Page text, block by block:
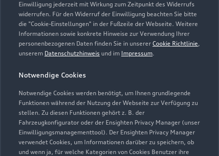
Einwilligung jederzeit mit Wirkung zum Zeitpunkt des Widerrufs
widerrufen. Für den Widerruf der Einwilligung beachten Sie bitte
die "Cookie-Einstellungen" in der Fußzeile der Webseite. Weitere
Informationen sowie konkrete Hinweise zur Verwendung Ihrer
personenbezogenen Daten finden Sie in unserer Cookie Richtlinie,
unserem Datenschutzhinweis und im Impressum.
Notwendige Cookies
Notwendige Cookies werden benötigt, um Ihnen grundlegende
Funktionen während der Nutzung der Webseite zur Verfügung zu
stellen. Zu diesen Funktionen gehört z. B. der
Fahrzeugkonfigurator oder der Ensighten Privacy Manager (unser
Einwilligungsmanagementtool). Der Ensighten Privacy Manager
verwendet Cookies, um Informationen darüber zu speichern, ob
und wenn ja, für welche Kategorien von Cookies Benutzer ihre
Zur Inspektion
Zurück nach oben